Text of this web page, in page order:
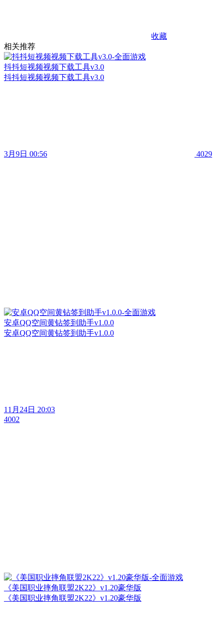
收藏
相关推荐
抖抖短视频视频下载工具v3.0
抖抖短视频视频下载工具v3.0
3月9日 00:56 4029
安卓QQ空间黄钻签到助手v1.0.0
安卓QQ空间黄钻签到助手v1.0.0
11月24日 20:03
4002
《美国职业摔角联盟2K22》v1.20豪华版
《美国职业摔角联盟2K22》v1.20豪华版